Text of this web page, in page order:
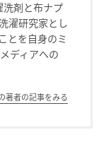
剤と布ナプ
濯研究家とし
とを自身のミ
ディアへの
著者の記事をみる